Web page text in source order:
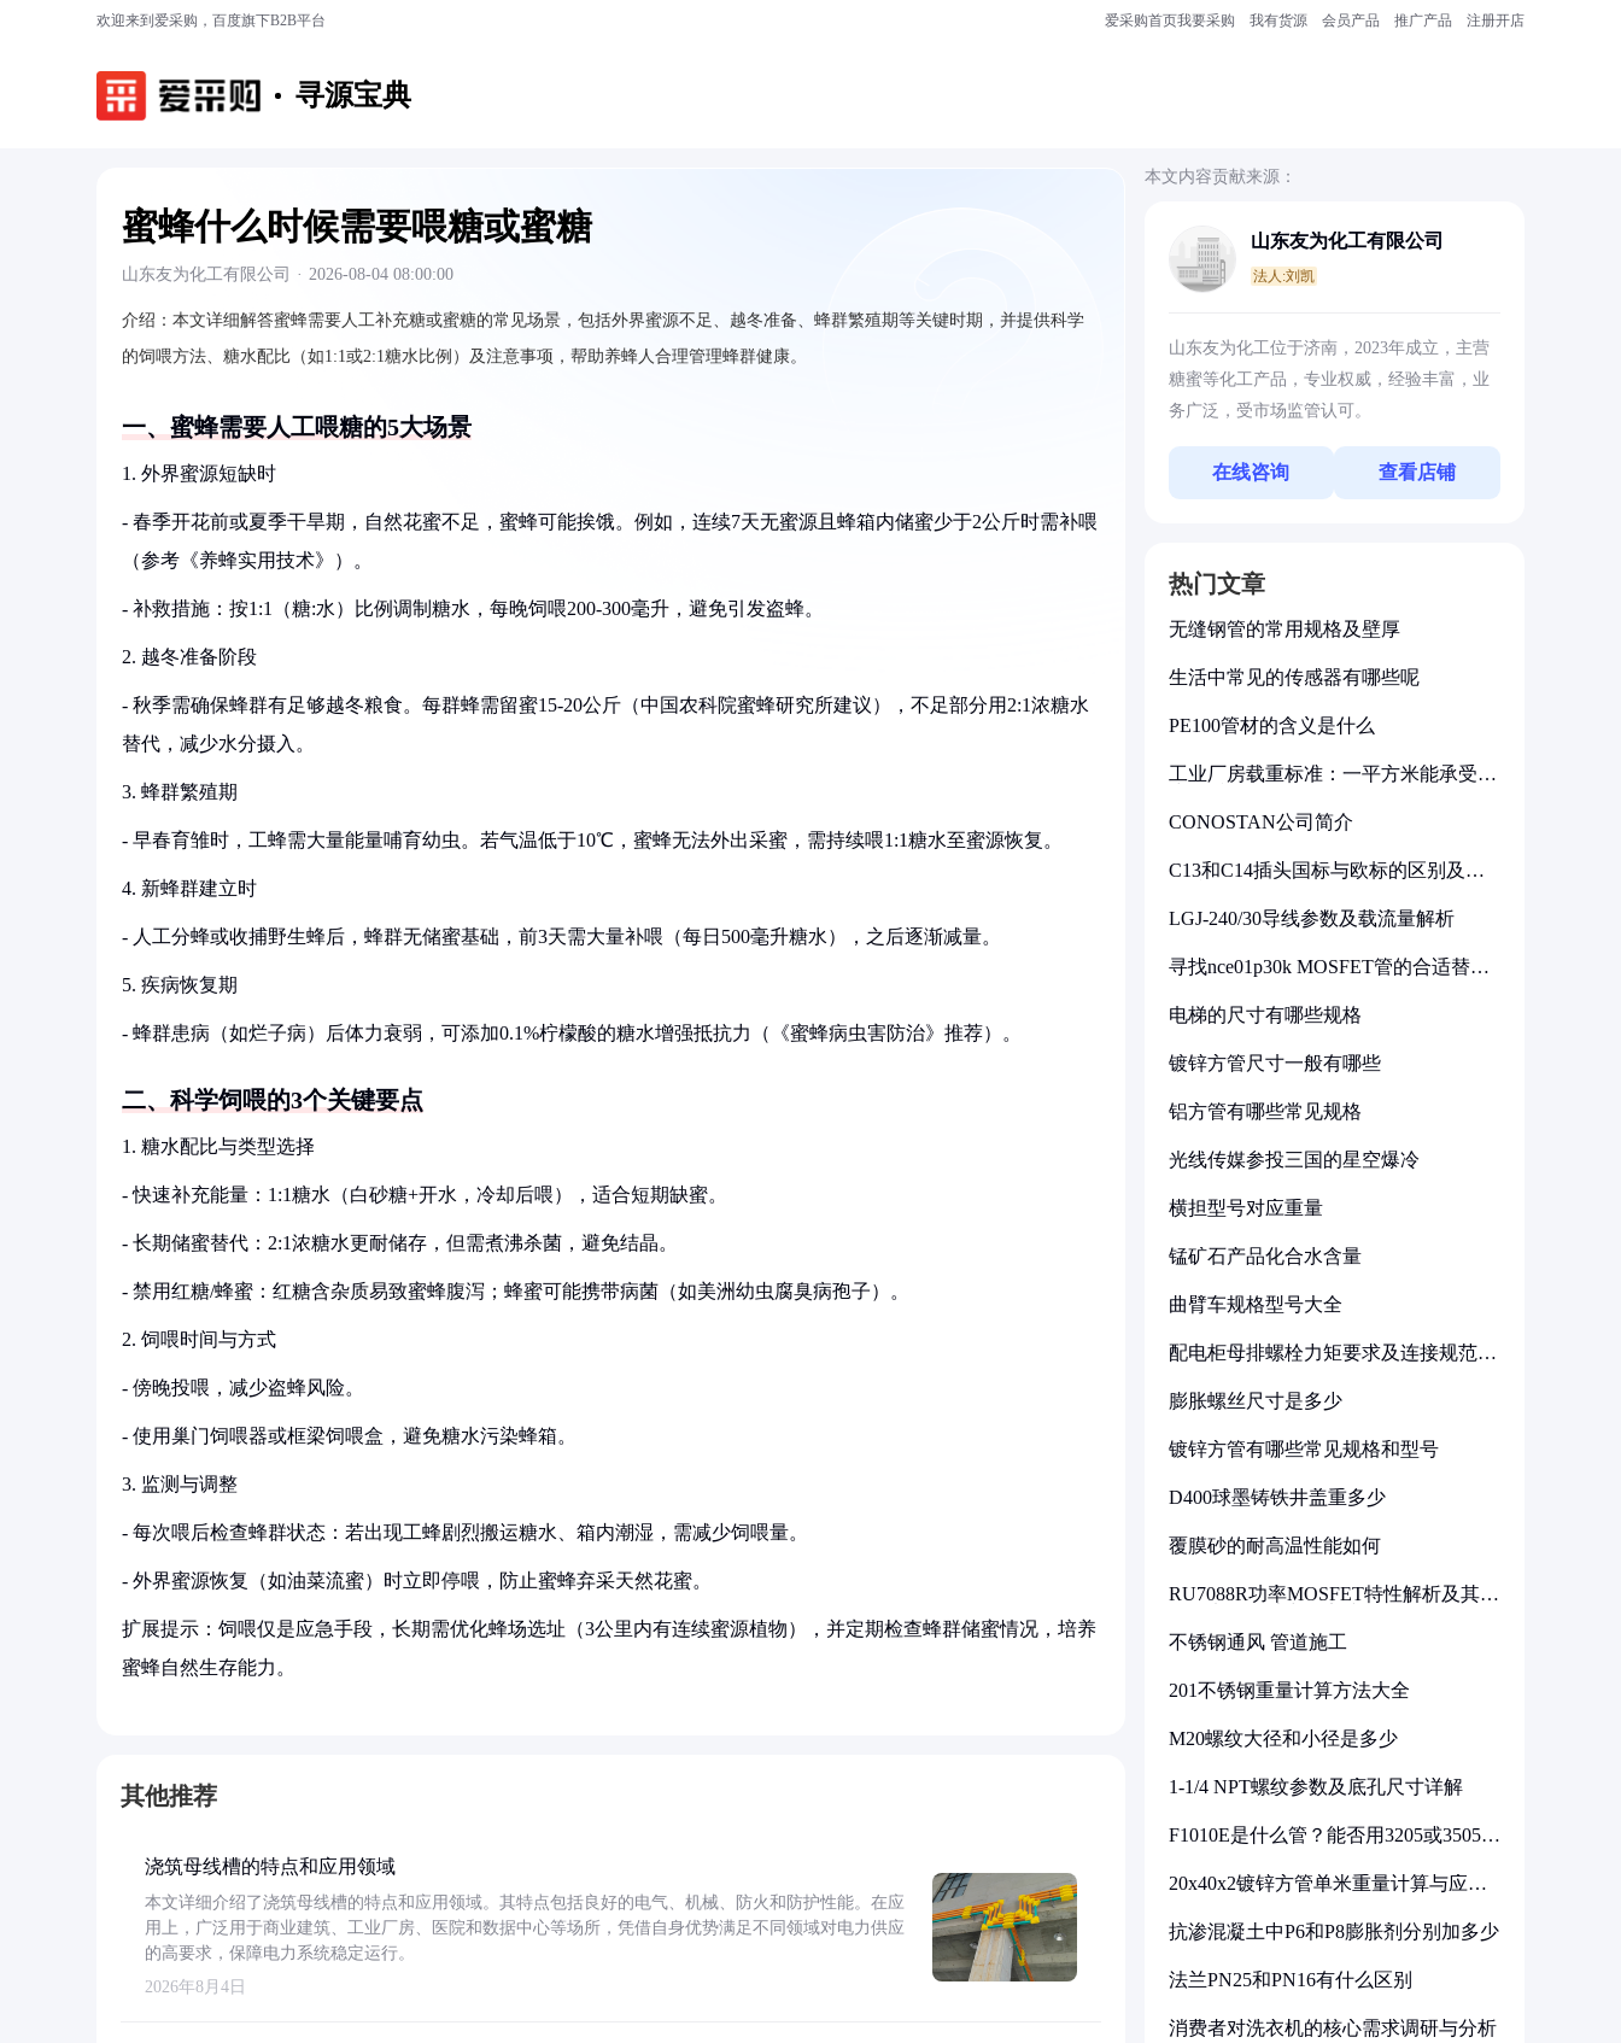
欢迎来到爱采购，百度旗下B2B平台 爱采购首页我要采购 我有货源 会员产品 推广产品 注册开店
寻源宝典
蜜蜂什么时候需要喂糖或蜜糖
山东友为化工有限公司 · 2026-08-04 08:00:00
介绍： 本文详细解答蜜蜂需要人工补充糖或蜜糖的常见场景，包括外界蜜源不足、越冬准备、蜂群繁殖期等关键时期，并提供科学
的饲喂方法、糖水配比（如1:1或2:1糖水比例）及注意事项，帮助养蜂人合理管理蜂群健康。
一、蜜蜂需要人工喂糖的5大场景
1. 外界蜜源短缺时
- 春季开花前或夏季干旱期，自然花蜜不足，蜜蜂可能挨饿。例如，连续7天无蜜源且蜂箱内储蜜少于2公斤时需补喂
（参考《养蜂实用技术》）。
- 补救措施：按1:1（糖:水）比例调制糖水，每晚饲喂200-300毫升，避免引发盗蜂。
2. 越冬准备阶段
- 秋季需确保蜂群有足够越冬粮食。每群蜂需留蜜15-20公斤（中国农科院蜜蜂研究所建议），不足部分用2:1浓糖水
替代，减少水分摄入。
3. 蜂群繁殖期
- 早春育雏时，工蜂需大量能量哺育幼虫。若气温低于10℃，蜜蜂无法外出采蜜，需持续喂1:1糖水至蜜源恢复。
4. 新蜂群建立时
- 人工分蜂或收捕野生蜂后，蜂群无储蜜基础，前3天需大量补喂（每日500毫升糖水），之后逐渐减量。
5. 疾病恢复期
- 蜂群患病（如烂子病）后体力衰弱，可添加0.1%柠檬酸的糖水增强抵抗力（《蜜蜂病虫害防治》推荐）。
二、科学饲喂的3个关键要点
1. 糖水配比与类型选择
- 快速补充能量：1:1糖水（白砂糖+开水，冷却后喂），适合短期缺蜜。
- 长期储蜜替代：2:1浓糖水更耐储存，但需煮沸杀菌，避免结晶。
- 禁用红糖/蜂蜜：红糖含杂质易致蜜蜂腹泻；蜂蜜可能携带病菌（如美洲幼虫腐臭病孢子）。
2. 饲喂时间与方式
- 傍晚投喂，减少盗蜂风险。
- 使用巢门饲喂器或框梁饲喂盒，避免糖水污染蜂箱。
3. 监测与调整
- 每次喂后检查蜂群状态：若出现工蜂剧烈搬运糖水、箱内潮湿，需减少饲喂量。
- 外界蜜源恢复（如油菜流蜜）时立即停喂，防止蜜蜂弃采天然花蜜。
扩展提示：饲喂仅是应急手段，长期需优化蜂场选址（3公里内有连续蜜源植物），并定期检查蜂群储蜜情况，培养
蜜蜂自然生存能力。
其他推荐
浇筑母线槽的特点和应用领域
本文详细介绍了浇筑母线槽的特点和应用领域。其特点包括良好的电气、机械、防火和防护性能。在应
用上，广泛用于商业建筑、工业厂房、医院和数据中心等场所，凭借自身优势满足不同领域对电力供应
的高要求，保障电力系统稳定运行。
2026年8月4日
本文内容贡献来源：
山东友为化工有限公司
法人:刘凯
山东友为化工位于济南，2023年成立，主营
糖蜜等化工产品，专业权威，经验丰富，业
务广泛，受市场监管认可。
在线咨询 查看店铺
热门文章
无缝钢管的常用规格及壁厚
生活中常见的传感器有哪些呢
PE100管材的含义是什么
工业厂房载重标准：一平方米能承受多
CONOSTAN公司简介
C13和C14插头国标与欧标的区别及其
LGJ-240/30导线参数及载流量解析
寻找nce01p30k MOSFET管的合适替代
电梯的尺寸有哪些规格
镀锌方管尺寸一般有哪些
铝方管有哪些常见规格
光线传媒参投三国的星空爆冷
横担型号对应重量
锰矿石产品化合水含量
曲臂车规格型号大全
配电柜母排螺栓力矩要求及连接规范详
膨胀螺丝尺寸是多少
镀锌方管有哪些常见规格和型号
D400球墨铸铁井盖重多少
覆膜砂的耐高温性能如何
RU7088R功率MOSFET特性解析及其在
不锈钢通风 管道施工
201不锈钢重量计算方法大全
M20螺纹大径和小径是多少
1-1/4 NPT螺纹参数及底孔尺寸详解
F1010E是什么管？能否用3205或3505代
20x40x2镀锌方管单米重量计算与应用
抗渗混凝土中P6和P8膨胀剂分别加多少
法兰PN25和PN16有什么区别
消费者对洗衣机的核心需求调研与分析